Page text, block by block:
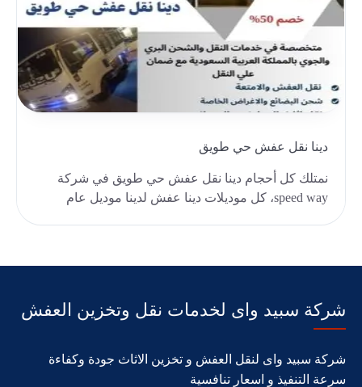
دينا نقل عفش حي طويق
نمتلك كل أحجام دينا نقل عفش حي طويق في شركة
speed way، كل موديلات دينا عفش لدينا موديل عام
شركة سبيد واى لخدمات نقل وتخزين العفش
شركة سبيد واى لنقل العفش و تخزين الاثاث جودة وكفاءة
سرعة التنفيذ و اسعار تنافسية